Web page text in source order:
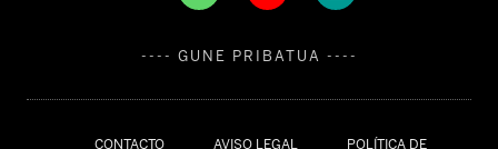
CONTACTO AVISO LEGAL POLÍTICA DE
---- GUNE PRIBATUA ----